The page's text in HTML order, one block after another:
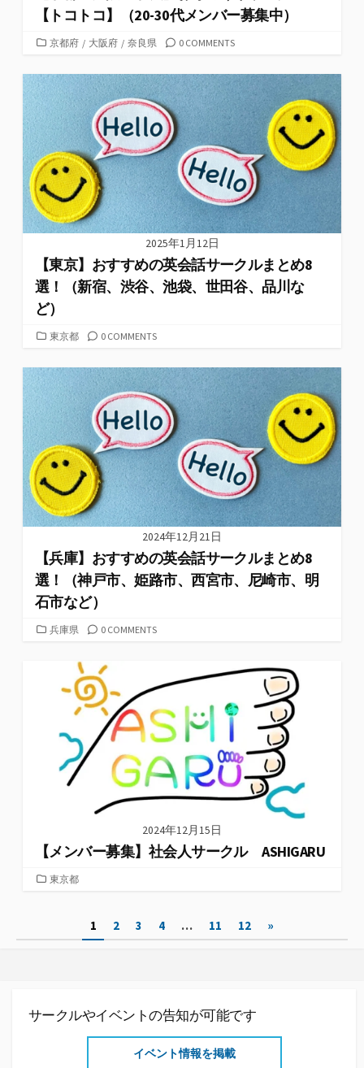
【トコトコ】（20-30代メンバー募集中）
カ
ゴ
リ
ー
京都府 / 大阪府 / 奈良県 0 COMMENTS
2025年1月12日
【東京】おすすめの英会話サークルまとめ8
選！（新宿、渋谷、池袋、世田谷、品川な
ど）
カ
ゴ
リ
ー
東京都 0 COMMENTS
2024年12月21日
【兵庫】おすすめの英会話サークルまとめ8
選！（神戸市、姫路市、西宮市、尼崎市、明
石市など）
カ兵庫県 0 COMMENTS
2024年12月15日
【メンバー募集】社会人サークル ASHIGARU
カ
ー
東京都
ペ
1 2 3 4 … 11 12 »
サークルやイベントの告知が可能です
イベント情報を掲載